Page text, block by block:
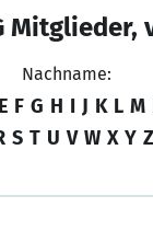
Mitglieder,
Nachname:
E F G H I J K L M
S T U V W X Y Z